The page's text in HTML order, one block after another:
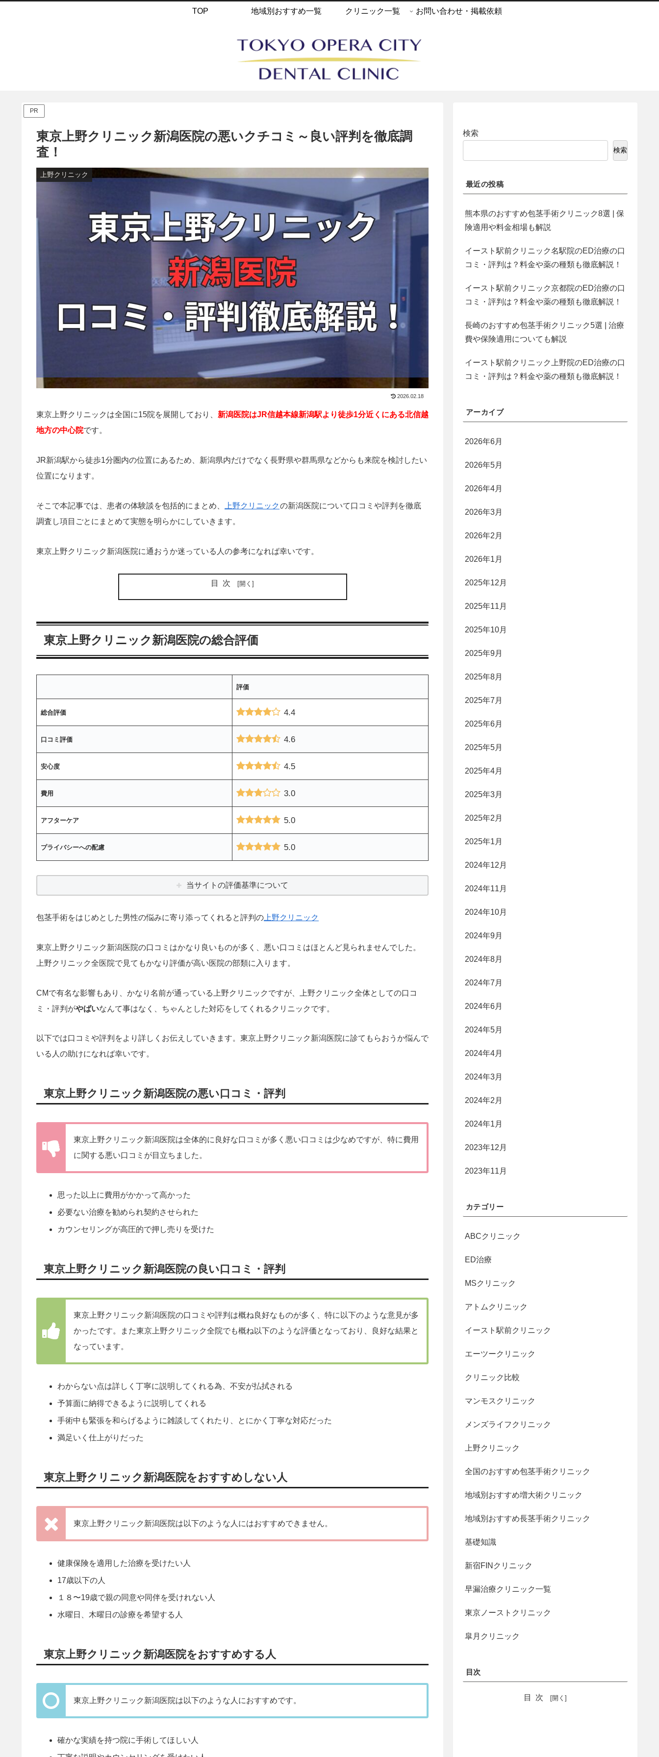
TOP 地域別おすすめ一覧 クリニック一覧 お問い合わせ・掲載依頼
PR
東京上野クリニック新潟医院の悪いクチコミ～良い評判を徹底調
査！
上野クリニック
2026.02.18
東京上野クリニックは全国に15院を展開しており、 新潟医院はJR信越本線新潟駅より徒歩1分近くにある北信越
地方の中心院です。
JR新潟駅から徒歩1分圏内の位置にあるため、新潟県内だけでなく長野県や群馬県などからも来院を検討したい
位置になります。
そこで本記事では、患者の体験談を包括的にまとめ、 上野クリニックの新潟医院について口コミや評判を徹底
調査し項目ごとにまとめて実態を明らかにしていきます。
東京上野クリニック新潟医院に通おうか迷っている人の参考になれば幸いです。
目次
東京上野クリニック新潟医院の総合評価
評価
総合評価 4.4
口コミ評価 4.6
安心度 4.5
費用 3.0
アフターケア 5.0
プライバシーへの配慮 5.0
当サイトの評価基準について
包茎手術をはじめとした男性の悩みに寄り添ってくれると評判の 上野クリニック
東京上野クリニック新潟医院の口コミはかなり良いものが多く、悪い口コミはほとんど見られませんでした。
上野クリニック全医院で見てもかなり評価が高い医院の部類に入ります。
CMで有名な影響もあり、かなり名前が通っている上野クリニックですが、上野クリニック全体としての口コ
ミ・評判がやばいなんて事はなく、ちゃんとした対応をしてくれるクリニックです。
以下では口コミや評判をより詳しくお伝えしていきます。東京上野クリニック新潟医院に診てもらおうか悩んで
いる人の助けになれば幸いです。
東京上野クリニック新潟医院の悪い口コミ・評判
東京上野クリニック新潟医院は全体的に良好な口コミが多く悪い口コミは少なめですが、特に費用
に関する悪い口コミが目立ちました。
思った以上に費用がかかって高かった
必要ない治療を勧められ契約させられた
カウンセリングが高圧的で押し売りを受けた
東京上野クリニック新潟医院の良い口コミ・評判
東京上野クリニック新潟医院の口コミや評判は概ね良好なものが多く、特に以下のような意見が多
かったです。また東京上野クリニック全院でも概ね以下のような評価となっており、良好な結果と
なっています。
わからない点は詳しく丁寧に説明してくれる為、不安が払拭される
予算面に納得できるように説明してくれる
手術中も緊張を和らげるように雑談してくれたり、とにかく丁寧な対応だった
満足いく仕上がりだった
東京上野クリニック新潟医院をおすすめしない人
東京上野クリニック新潟医院は以下のような人にはおすすめできません。
健康保険を適用した治療を受けたい人
17歳以下の人
１８〜19歳で親の同意や同伴を受けれない人
水曜日、木曜日の診療を希望する人
東京上野クリニック新潟医院をおすすめする人
東京上野クリニック新潟医院は以下のような人におすすめです。
確かな実績を持つ院に手術してほしい人
検索
検索
最近の投稿
熊本県のおすすめ包茎手術クリニック8選 | 保
険適用や料金相場も解説
イースト駅前クリニック名駅院のED治療の口
コミ・評判は？料金や薬の種類も徹底解説！
イースト駅前クリニック京都院のED治療の口
コミ・評判は？料金や薬の種類も徹底解説！
長崎のおすすめ包茎手術クリニック5選 | 治療
費や保険適用についても解説
イースト駅前クリニック上野院のED治療の口
コミ・評判は？料金や薬の種類も徹底解説！
アーカイブ
2026年6月
2026年5月
2026年4月
2026年3月
2026年2月
2026年1月
2025年12月
2025年11月
2025年10月
2025年9月
2025年8月
2025年7月
2025年6月
2025年5月
2025年4月
2025年3月
2025年2月
2025年1月
2024年12月
2024年11月
2024年10月
2024年9月
2024年8月
2024年7月
2024年6月
2024年5月
2024年4月
2024年3月
2024年2月
2024年1月
2023年12月
2023年11月
カテゴリー
ABCクリニック
ED治療
MSクリニック
アトムクリニック
イースト駅前クリニック
エーツークリニック
クリニック比較
マンモスクリニック
メンズライフクリニック
上野クリニック
全国のおすすめ包茎手術クリニック
地域別おすすめ増大術クリニック
地域別おすすめ長茎手術クリニック
基礎知識
新宿FINクリニック
早漏治療クリニック一覧
東京ノーストクリニック
皐月クリニック
目次
目次